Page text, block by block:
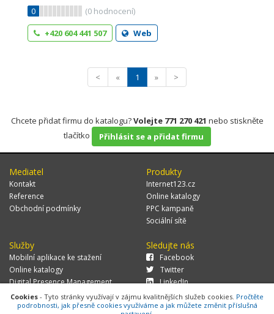
0
(0 hodnocení)
+420 604 441 507
Web
< « 1 » >
Chcete přidat firmu do katalogu?Volejte 771 270 421 nebo stiskněte
tlačítko
Přihlásit se a přidat firmu
Mediatel
Kontakt
Reference
Obchodní podmínky
Produkty
Internet123.cz
Online katalogy
PPC kampaně
Sociální sítě
Služby
Mobilní aplikace ke stažení
Online katalogy
Digital Presence Management
Více zákazníků
Sledujte nás
Facebook
Twitter
LinkedIn
Cookies - Tyto stránky využívají v zájmu kvalitnějších služeb cookies. Pročtěte
podrobnosti, jak přesně cookies využíváme a jak můžete změnit příslušná